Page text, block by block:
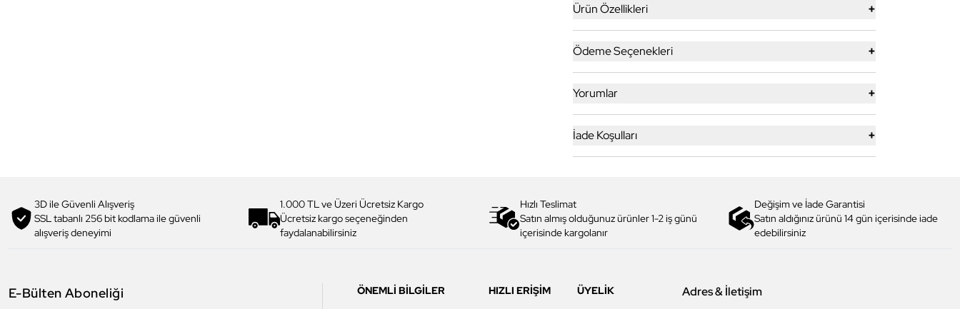
Ürün Özellikleri +
Ödeme Seçenekleri +
Yorumlar +
İade Koşulları +
3D ile Güvenli Alışveriş
SSL tabanlı 256 bit kodlama ile güvenli
alışveriş deneyimi
1.000 TL ve Üzeri Ücretsiz Kargo
Ücretsiz kargo seçeneğinden
faydalanabilirsiniz
Hızlı Teslimat
Satın almış olduğunuz ürünler 1-2 iş günü
içerisinde kargolanır
Değişim ve İade Garantisi
Satın aldığınız ürünü 14 gün içerisinde iade
edebilirsiniz
E-Bülten Aboneliği
ÖNEMLİ BİLGİLER
HIZLI ERİŞİM
ÜYELİK
Adres & İletişim